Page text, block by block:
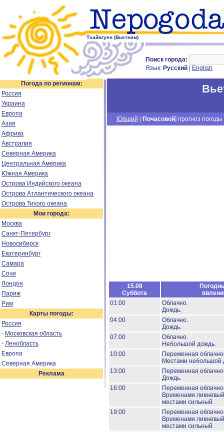
Тхайнгуен (Вьетнам)
Поиск города:
Язык: Русский English
Погода по регионам:
Россия
Украина
Европа
Азия
Африка
Австралия
Северная Америка
Центральная Америка
Южная Америка
Острова Индийского океана
Острова Атлантического океана
Острова Тихого океана
Мои города:
Москва
Санкт-Петербург
Новосибирск
Екатеринбург
Самара
Сочи
Лондон
Париж
Рим
Карты погоды:
Россия
- Московская область
- Ленобласть
Европа
Северная Америка
Реклама
[Общий Почасовой] прогноз погоды
15.08
Суббота
01:00
Облачно.
Дождь.
04:00
Облачно.
Дождь.
07:00
Облачно.
Небольшой дождь.
10:00
Переменная
Местами небольшой
13:00
Переменная
Дождь.
16:00
Переменная
Временами
местами сильный.
19:00
Переменная
Временами
местами сильный.